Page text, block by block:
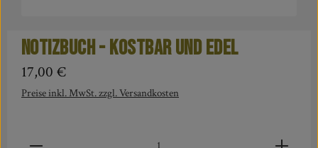
Notizbuch - Kostbar und Edel
Regulärer Preis:
17,00 €
Preise inkl. MwSt. zzgl. Versandkosten
Produkt Anzahl: Gib den gewünschten Wert ein oder